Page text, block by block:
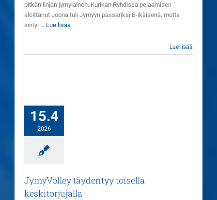
pitkän linjan jymyläinen. Kurikan Ryhdissä pelaamisen
aloittanut Joona tuli Jymyyn passariksi B-ikäisenä, mutta
siirtyi ... Lue lisää
Lue lisää
15.4
2026
JymyVolley täydentyy toisella
keskitorjujalla